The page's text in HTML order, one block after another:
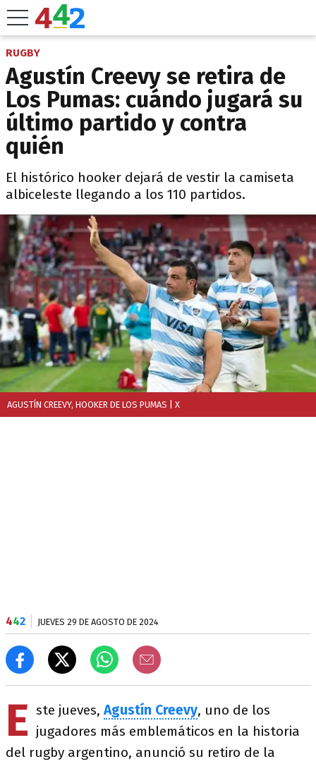
RUGBY
Agustín Creevy se retira de
Los Pumas: cuándo jugará su
último partido y contra
quién
El histórico hooker dejará de vestir la camiseta
albiceleste llegando a los 110 partidos.
AGUSTÍN CREEVY, HOOKER DE LOS PUMAS | X
442 JUEVES 29 DE AGOSTO DE 2024
E ste jueves,Agustín Creevy, uno de los
jugadores más emblemáticos en la historia
del rugby argentino, anunció su retiro de la